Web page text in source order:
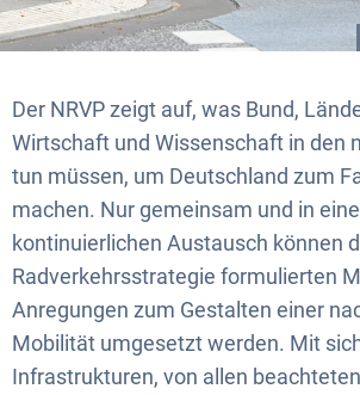
Der NRVP zeigt auf, was Bund,
Wirtschaft und Wissenschaft in den
tun müssen, um Deutschland zum
machen. Nur gemeinsam und in
kontinuierlichen Austausch können
Radverkehrsstrategie formulierten
Anregungen zum Gestalten einer
Mobilität umgesetzt werden. Mit
Infrastrukturen, von allen